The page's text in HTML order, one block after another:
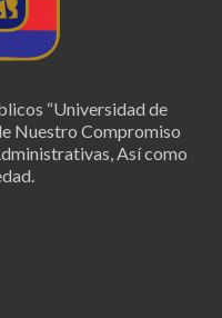
“Universidad de
Nuestro Compromiso
Así como